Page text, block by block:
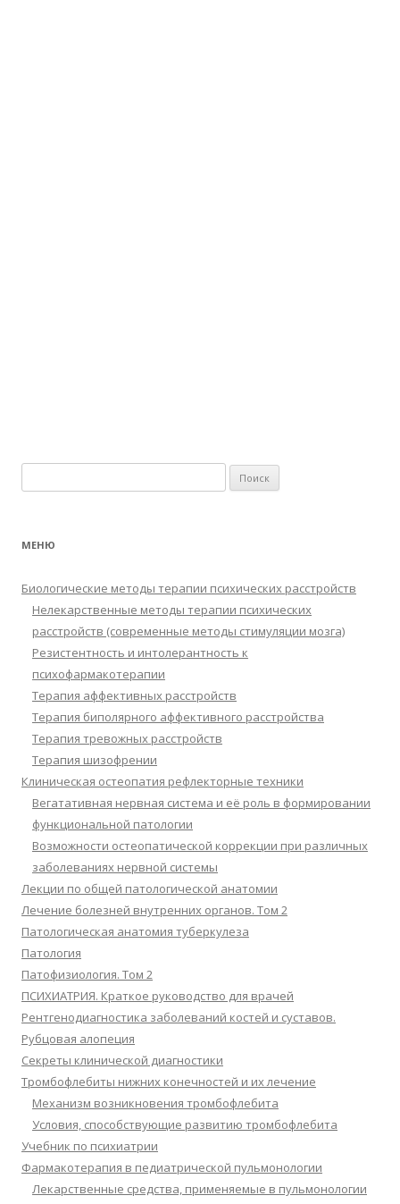
МЕНЮ
Биологические методы терапии психических расстройств
Нелекарственные методы терапии психических
расстройств (современные методы стимуляции мозга)
Резистентность и интолерантность к
психофармакотерапии
Терапия аффективных расстройств
Терапия биполярного аффективного расстройства
Терапия тревожных расстройств
Терапия шизофрении
Клиническая остеопатия рефлекторные техники
Вегатативная нервная система и её роль в формировании
функциональной патологии
Возможности остеопатической коррекции при различных
заболеваниях нервной системы
Лекции по общей патологической анатомии
Лечение болезней внутренних органов. Том 2
Патологическая анатомия туберкулеза
Патология
Патофизиология. Том 2
ПСИХИАТРИЯ. Краткое руководство для врачей
Рентгенодиагностика заболеваний костей и суставов.
Рубцовая алопеция
Секреты клинической диагностики
Тромбофлебиты нижних конечностей и их лечение
Механизм возникновения тромбофлебита
Условия, способствующие развитию тромбофлебита
Учебник по психиатрии
Фармакотерапия в педиатрической пульмонологии
Лекарственные средства, применяемые в пульмонологии